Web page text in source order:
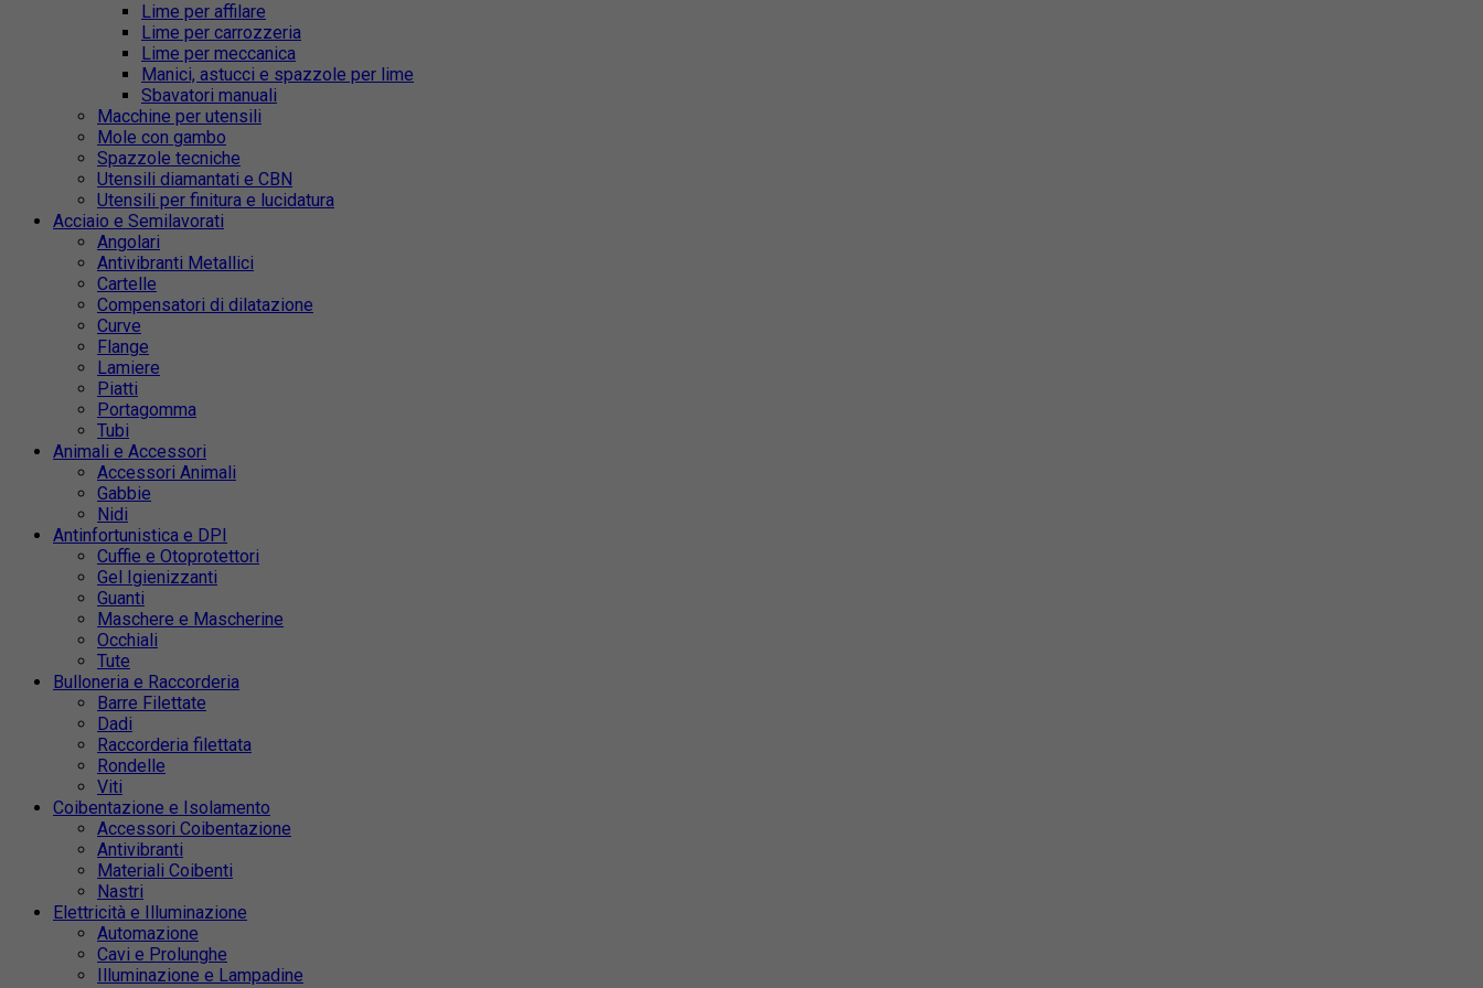
Lime per affilare
Lime per carrozzeria
Lime per meccanica
Manici, astucci e spazzole per lime
Sbavatori manuali
Macchine per utensili
Mole con gambo
Spazzole tecniche
Utensili diamantati e CBN
Utensili per finitura e lucidatura
Acciaio e Semilavorati
Angolari
Antivibranti Metallici
Cartelle
Compensatori di dilatazione
Curve
Flange
Lamiere
Piatti
Portagomma
Tubi
Animali e Accessori
Accessori Animali
Gabbie
Nidi
Antinfortunistica e DPI
Cuffie e Otoprotettori
Gel Igienizzanti
Guanti
Maschere e Mascherine
Occhiali
Tute
Bulloneria e Raccorderia
Barre Filettate
Dadi
Raccorderia filettata
Rondelle
Viti
Coibentazione e Isolamento
Accessori Coibentazione
Antivibranti
Materiali Coibenti
Nastri
Elettricità e Illuminazione
Automazione
Cavi e Prolunghe
Illuminazione e Lampadine